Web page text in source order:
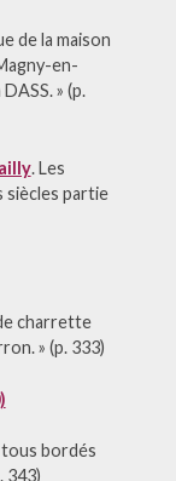
de la maison
en-
» (p.
. Les
siècles partie
charrette
» (p. 333)
bordés
343)